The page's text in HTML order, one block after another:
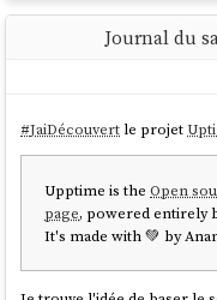
« There is beauty in
« Just installed on all of
but also not simple. »
« Awesome work. I
Journal du
#JaiDécouvertle projet
Upptime is theOpen
page, powered entirely
It's made with 💚 by